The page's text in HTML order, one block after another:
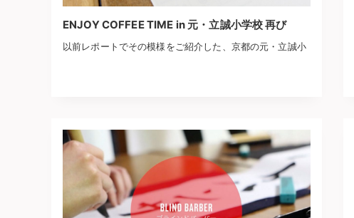
ENJOY COFFEE TIME in 元・立誠小学校 再び
以前レポートでその模様をご紹介した、京都の元・立誠小